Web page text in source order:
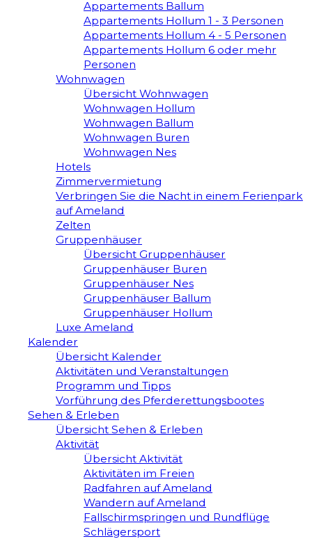
Appartements Ballum
Appartements Hollum 1 - 3 Personen
Appartements Hollum 4 - 5 Personen
Appartements Hollum 6 oder mehr
Personen
Wohnwagen
Übersicht Wohnwagen
Wohnwagen Hollum
Wohnwagen Ballum
Wohnwagen Buren
Wohnwagen Nes
Hotels
Zimmervermietung
Verbringen Sie die Nacht in einem Ferienpark
auf Ameland
Zelten
Gruppenhäuser
Übersicht Gruppenhäuser
Gruppenhäuser Buren
Gruppenhäuser Nes
Gruppenhäuser Ballum
Gruppenhäuser Hollum
Luxe Ameland
Kalender
Übersicht Kalender
Aktivitäten und Veranstaltungen
Programm und Tipps
Vorführung des Pferderettungsbootes
Sehen & Erleben
Übersicht Sehen & Erleben
Aktivität
Übersicht Aktivität
Aktivitäten im Freien
Radfahren auf Ameland
Wandern auf Ameland
Fallschirmspringen und Rundflüge
Schlägersport